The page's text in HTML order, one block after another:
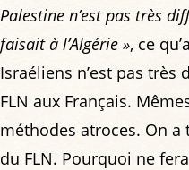
Palestine n’est pas très
faisait à l’Algérie », ce
Israéliens n’est pas très
FLN aux Français.
méthodes atroces. On
du FLN. Pourquoi ne